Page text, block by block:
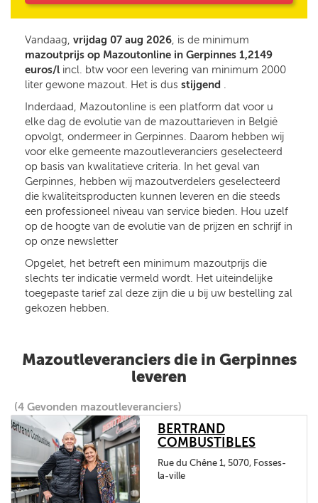
Vandaag, vrijdag 07 aug 2026, is de minimum
mazoutprijs op Mazoutonline in Gerpinnes 1,2149
euros/l incl. btw voor een levering van minimum 2000
liter gewone mazout. Het is dus stijgend .
Inderdaad, Mazoutonline is een platform dat voor u
elke dag de evolutie van de mazouttarieven in België
opvolgt, ondermeer in Gerpinnes. Daarom hebben wij
voor elke gemeente mazoutleveranciers geselecteerd
op basis van kwalitatieve criteria. In het geval van
Gerpinnes, hebben wij mazoutverdelers geselecteerd
die kwaliteitsproducten kunnen leveren en die steeds
een professioneel niveau van service bieden. Hou uzelf
op de hoogte van de evolutie van de prijzen en schrijf in
op onze newsletter
Opgelet, het betreft een minimum mazoutprijs die
slechts ter indicatie vermeld wordt. Het uiteindelijke
toegepaste tarief zal deze zijn die u bij uw bestelling zal
gekozen hebben.
Mazoutleveranciers die in Gerpinnes
leveren
(4 Gevonden mazoutleveranciers)
BERTRAND
COMBUSTIBLES
Rue du Chêne 1, 5070, Fosses-
la-ville